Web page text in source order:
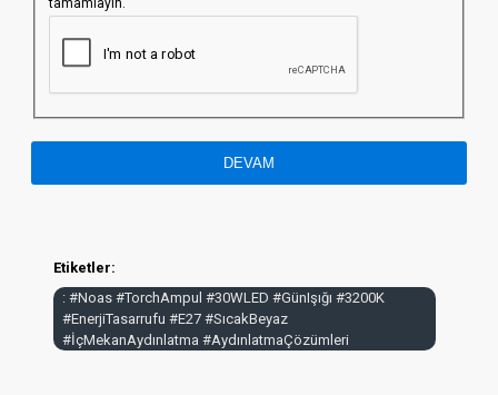
DEVAM
Etiketler:
: #Noas #TorchAmpul #30WLED #GünIşığı #3200K
#EnerjiTasarrufu #E27 #SıcakBeyaz
#İçMekanAydınlatma #AydınlatmaÇözümleri